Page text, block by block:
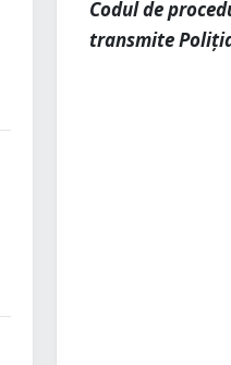
Codul de
transmite